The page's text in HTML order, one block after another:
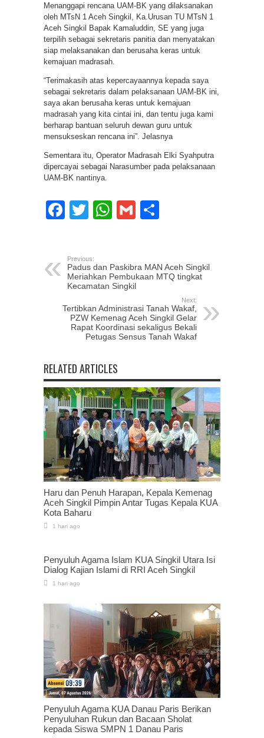
Menanggapi rencana UAM-BK yang dilaksanakan
oleh MTsN 1 Aceh Singkil, Ka.Urusan TU MTsN 1
Aceh Singkil Bapak Kamaluddin, SE yang juga
terpilih sebagai sekretaris panitia dan menyatakan
siap melaksanakan dan berusaha keras untuk
kemajuan madrasah.
“Terimakasih atas kepercayaannya kepada saya
sebagai sekretaris dalam pelaksanaan UAM-BK ini,
saya akan berusaha keras untuk kemajuan
madrasah yang kita cintai ini, dan tentu juga kami
berharap bantuan seluruh dewan guru untuk
mensukseskan rencana ini”. Jelasnya
Sementara itu, Operator Madrasah Elki Syahputra
dipercayai sebagai Narasumber pada pelaksanaan
UAM-BK nantinya.
Facebook
TwitterWhatsApp
Gmail
Previous:
Padus dan Paskibra MAN Aceh Singkil
Meriahkan Pembukaan MTQ tingkat
Kecamatan Singkil
Next:
Tertibkan Administrasi Tanah Wakaf,
PZW Kemenag Aceh Singkil Gelar
Rapat Koordinasi sekaligus Bekali
Petugas Sensus Tanah Wakaf
RELATED ARTICLES
Haru dan Penuh Harapan, Kepala Kemenag
Aceh Singkil Pimpin Antar Tugas Kepala KUA
Kota Baharu
1 hari ago
Penyuluh Agama Islam KUA Singkil Utara Isi
Dialog Kajian Islami di RRI Aceh Singkil
1 hari ago
Penyuluh Agama KUA Danau Paris Berikan
Penyuluhan Rukun dan Bacaan Sholat
kepada Siswa SMPN 1 Danau Paris